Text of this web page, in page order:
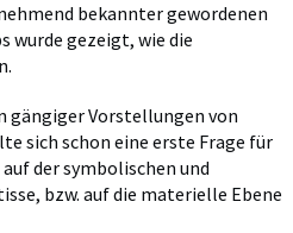
bekannter gewordenen
wurde gezeigt, wie die
gängiger Vorstellungen von
sich schon eine erste Frage für
der symbolischen und
bzw. auf die materielle Ebene